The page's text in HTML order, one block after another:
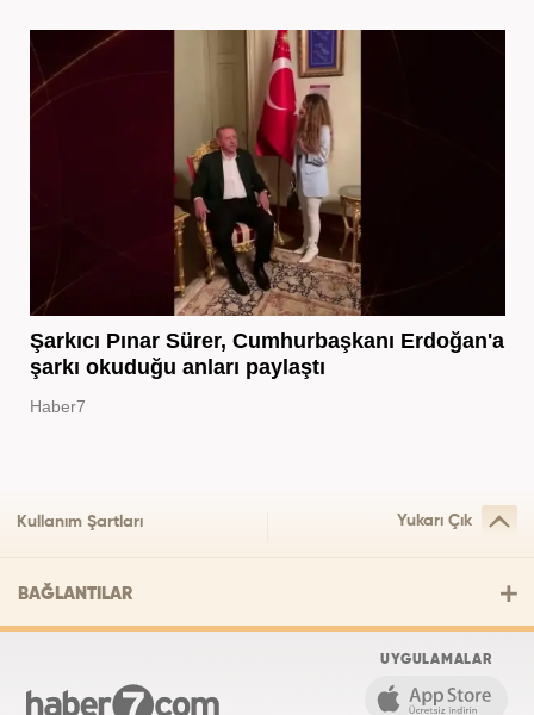
Şarkıcı Pınar Sürer, Cumhurbaşkanı Erdoğan'a
şarkı okuduğu anları paylaştı
Haber7
Kullanım Şartları Yukarı Çık
BAĞLANTILAR
UYGULAMALAR